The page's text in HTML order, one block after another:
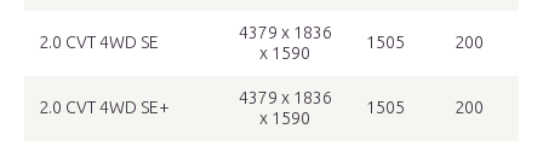
2.0 CVT 4WD SE
4379 x 1836
x 1590
1505 200
2.0 CVT 4WD SE+
4379 x 1836
x 1590
1505 200